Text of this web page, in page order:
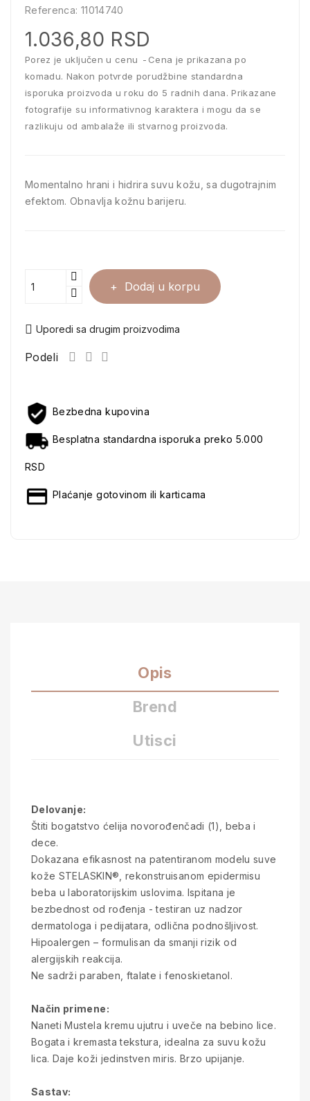
Referenca: 11014740
1.036,80 RSD
Porez je uključen u cenu
Cena je prikazana po
komadu. Nakon potvrde porudžbine standardna
isporuka proizvoda u roku do 5 radnih dana. Prikazane
fotografije su informativnog karaktera i mogu da se
razlikuju od ambalaže ili stvarnog proizvoda.
Momentalno hrani i hidrira suvu kožu, sa dugotrajnim
efektom. Obnavlja kožnu barijeru.
Dodaj u korpu
Uporedi sa drugim proizvodima
Podeli
Bezbedna kupovina
Besplatna standardna isporuka preko 5.000
RSD
Plaćanje gotovinom ili karticama
Opis
Brend
Utisci
Delovanje:
Štiti bogatstvo ćelija novorođenčadi (1), beba i
dece.
Dokazana efikasnost na patentiranom modelu suve
kože STELASKIN®, rekonstruisanom epidermisu
beba u laboratorijskim uslovima. Ispitana je
bezbednost od rođenja - testiran uz nadzor
dermatologa i pedijatara, odlična podnošljivost.
Hipoalergen – formulisan da smanji rizik od
alergijskih reakcija.
Ne sadrži paraben, ftalate i fenoskietanol.
Način primene:
Naneti Mustela kremu ujutru i uveče na bebino lice.
Bogata i kremasta tekstura, idealna za suvu kožu
lica. Daje koži jedinstven miris. Brzo upijanje.
Sastav: